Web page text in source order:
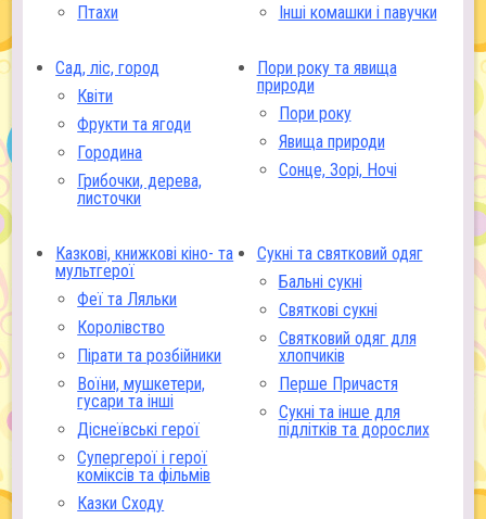
Птахи
Інші комашки і павучки
Сад, ліс, город
Квіти
Фрукти та ягоди
Городина
Грибочки, дерева,
листочки
Пори року та явища
природи
Пори року
Явища природи
Сонце, Зорі, Ночі
Казкові, книжкові кіно- та
мультгерої
Феї та Ляльки
Королівство
Пірати та розбійники
Воїни, мушкетери,
гусари та інші
Діснеївські герої
Супергерої і герої
коміксів та фільмів
Казки Сходу
Сукні та святковий одяг
Бальні сукні
Святкові сукні
Святковий одяг для
хлопчиків
Перше Причастя
Сукні та інше для
підлітків та дорослих